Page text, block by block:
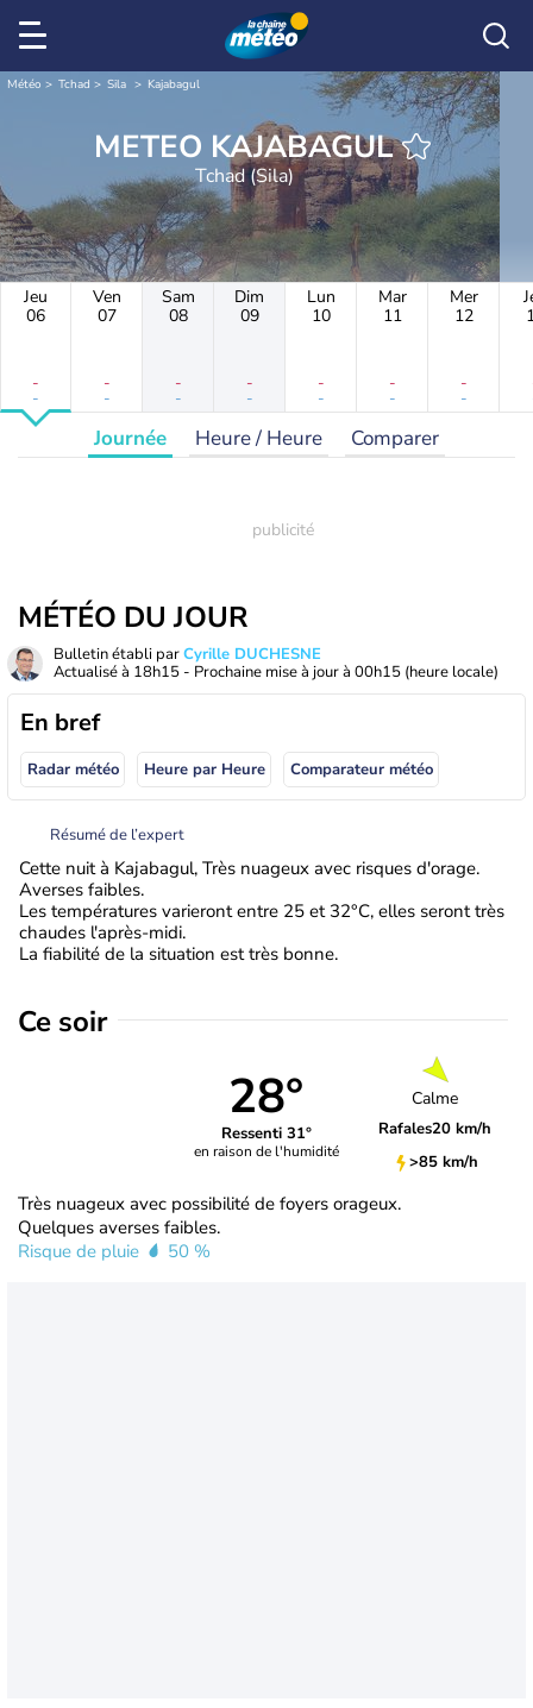
Météo Tchad Sila Kajabagul
METEO KAJABAGUL
Tchad (Sila)
Jeu
06
-
-
Ven
07
-
-
Sam
08
-
-
Dim
09
-
-
Lun
10
-
-
Mar
11
-
-
Mer
12
-
-
Journée Heure / Heure Comparer
MÉTÉO DU JOUR
Bulletin établi parCyrille DUCHESNE
Actualisé à 18h15 - Prochaine mise à jour à 00h15 (heure locale)
En bref
Radar météo Heure par Heure Comparateur météo
Résumé de l’expert
Cette nuit à Kajabagul, Très nuageux avec risques d'orage.
Averses faibles.
Les températures varieront entre 25 et 32°C, elles seront très
chaudes l'après-midi.
La fiabilité de la situation est très bonne.
Ce soir
28°
Ressenti 31°
en raison de l'humidité
Calme
Rafales20 km/h
>85 km/h
Très nuageux avec possibilité de foyers orageux.
Quelques averses faibles.
Risque de pluie
50 %